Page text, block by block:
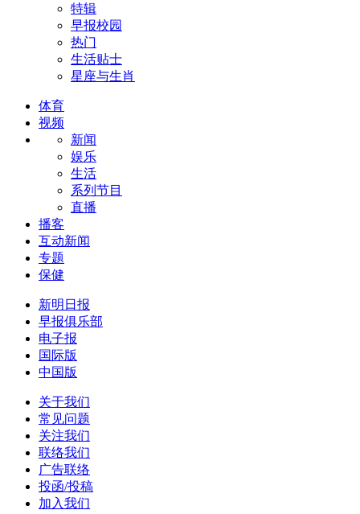
特辑
早报校园
热门
生活贴士
星座与生肖
体育
视频
新闻
娱乐
生活
系列节目
直播
播客
互动新闻
专题
保健
新明日报
早报俱乐部
电子报
国际版
中国版
关于我们
常见问题
关注我们
联络我们
广告联络
投函/投稿
加入我们